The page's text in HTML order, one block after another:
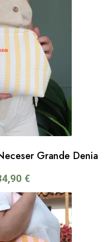
Grande Denia
€